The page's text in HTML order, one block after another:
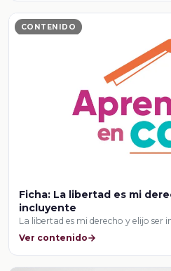
CONTENIDO
Ficha: La libertad es mi
incluyente
La libertad es mi derecho y elijo ser
Ver contenido